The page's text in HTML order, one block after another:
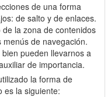
de una forma
de salto y de enlaces.
la zona de contenidos
de navegación.
pueden llevarnos a
de importancia.
la forma de
es la siguiente: